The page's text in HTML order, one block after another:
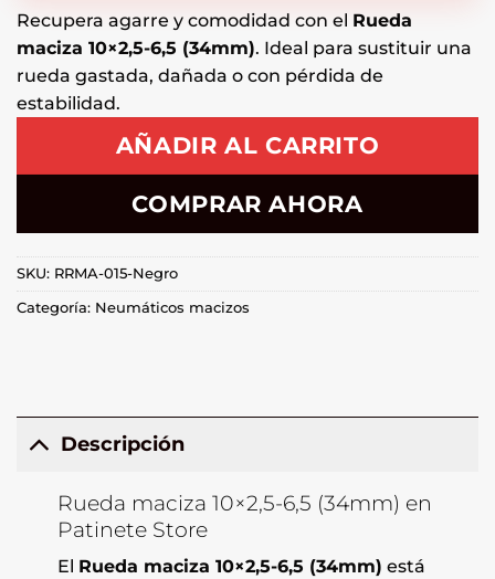
Recupera agarre y comodidad con el Rueda
maciza 10×2,5-6,5 (34mm). Ideal para sustituir una
rueda gastada, dañada o con pérdida de
estabilidad.
AÑADIR AL CARRITO
COMPRAR AHORA
SKU: RRMA-015-Negro
Categoría: Neumáticos macizos
Descripción
Rueda maciza 10×2,5-6,5 (34mm) en
Patinete Store
El Rueda maciza 10×2,5-6,5 (34mm) está